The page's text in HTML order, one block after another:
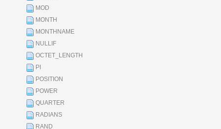
MOD
MONTH
MONTHNAME
NULLIF
OCTET_LENGTH
PI
POSITION
POWER
QUARTER
RADIANS
RAND